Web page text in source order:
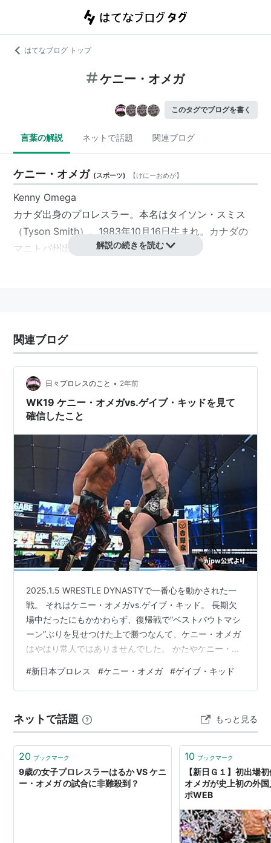
はてなブログ トップ
ケニー・オメガ
このタグでブログを書く
言葉の解説 ネットで話題 関連ブログ
ケニー・オメガ (スポーツ) 【けにーおめが】
Kenny Omega
カナダ出身のプロレスラー。本名はタイソン・スミス
（Tyson Smith）。1983年10月16日生まれ。カナダの
マニトバ州出身。
解説の続きを読む
関連ブログ
日々プロレスのこと • 2年前
WK19 ケニー・オメガvs.ゲイブ・キッドを見て
確信したこと
2025.1.5 WRESTLE DYNASTYで一番心を動かされた一
戦。 それはケニー・オメガvs.ゲイブ・キッド。 長期欠
場中だったにもかかわらず、復帰戦で”ベストバウトマシ
ーン”ぶりを見せつけた上で勝つなんて、ケニー・オメガ
はやはり常人ではありませんでした。 かたやケニー・オ
レスを背負っているから絶対に負けられないという気持
ちが伝わって来て自然と涙が・・・。 復帰戦でここまで
ーとの一戦を経てゲイブが近い未来バレットクラブのリ
ーダー・・・いや新日本プロレス＝ゲイブ・キッドにな
ると確信しまし…
#新日本プロレス #ケニー・オメガ #ゲイブ・キッド
ネットで話題 もっと見る
20 ブックマーク
9歳の女子プロレスラーはるか VS ケニ
ー・オメガ の試合に非難殺到？
10 ブックマーク
【新日Ｇ１】初出場
オメガが史上初の外
ポWEB